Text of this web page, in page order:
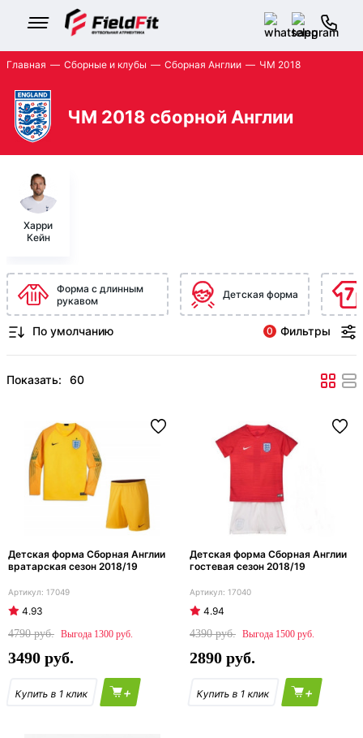
Главная Сборные и клубы Сборная Англии ЧМ 2018
ЧМ 2018 сборной Англии
Харри
Кейн
Форма с длинным
рукавом
Детская форма
0 Фильтры
Показать:
Детская форма Сборная Англии
вратарская сезон 2018/19
17049
4.93
4790
1300
3490
+
Детская форма Сборная Англии
гостевая сезон 2018/19
17040
4.94
4390
1500
2890
+